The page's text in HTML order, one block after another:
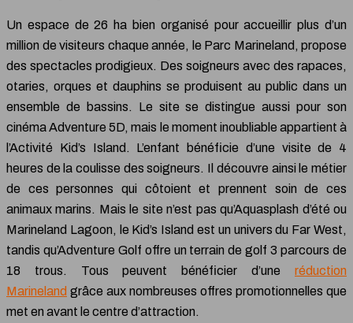
Un espace de 26 ha bien organisé pour accueillir plus d’un
million de visiteurs chaque année, le Parc Marineland, propose
des spectacles prodigieux. Des soigneurs avec des rapaces,
otaries, orques et dauphins se produisent au public dans un
ensemble de bassins. Le site se distingue aussi pour son
cinéma Adventure 5D, mais le moment inoubliable appartient à
l’Activité Kid’s Island. L’enfant bénéficie d’une visite de 4
heures de la coulisse des soigneurs. Il découvre ainsi le métier
de ces personnes qui côtoient et prennent soin de ces
animaux marins. Mais le site n’est pas qu’Aquasplash d’été ou
Marineland Lagoon, le Kid’s Island est un univers du Far West,
tandis qu’Adventure Golf offre un terrain de golf 3 parcours de
18 trous. Tous peuvent bénéficier d’une réduction
Marineland grâce aux nombreuses offres promotionnelles que
met en avant le centre d’attraction.